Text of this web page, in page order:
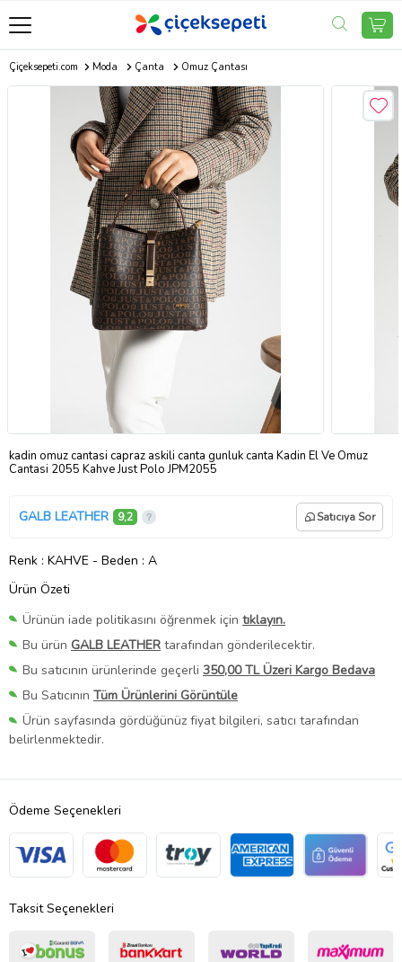
Çiçeksepeti.com Moda Çanta Omuz Çantası
kadin omuz cantasi capraz askili canta gunluk canta Kadin El Ve Omuz
Cantasi 2055 Kahve Just Polo JPM2055
GALB LEATHER 9,2 Satıcıya Sor
Renk : KAHVE - Beden : A
Ürün Özeti
Ürünün iade politikasını öğrenmek için tıklayın.
Bu ürün GALB LEATHER tarafından gönderilecektir.
Bu satıcının ürünlerinde geçerli 350,00 TL Üzeri Kargo Bedava
Bu Satıcının Tüm Ürünlerini Görüntüle
Ürün sayfasında gördüğünüz fiyat bilgileri, satıcı tarafından
belirlenmektedir.
Ödeme Seçenekleri
Taksit Seçenekleri